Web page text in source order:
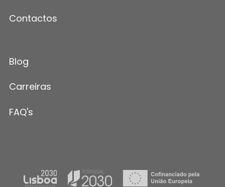
Contactos
Blog
Carreiras
FAQ's